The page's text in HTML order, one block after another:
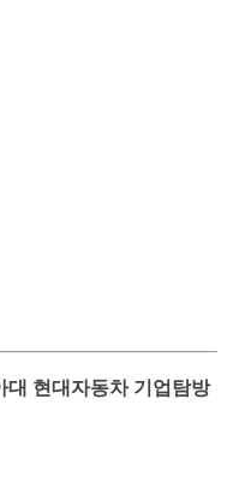
현대자동차 기업탐방